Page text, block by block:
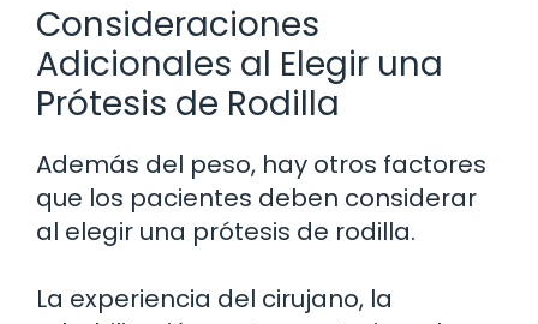
Consideraciones
Adicionales al Elegir una
Prótesis de Rodilla
Además del peso, hay otros factores
que los pacientes deben considerar
al elegir una prótesis de rodilla.
La experiencia del cirujano, la